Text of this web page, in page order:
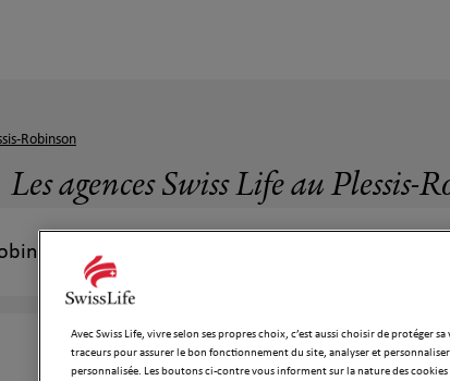
Robinson
Les agences Swiss Life au
70 agences Swiss Life au
Avec Swiss Life, vivre selon ses propres choix, c’est aussi choisir de protéger
traceurs pour assurer le bon fonctionnement du site, analyser et
personnalisée. Les boutons ci-contre vous informent sur la nature des